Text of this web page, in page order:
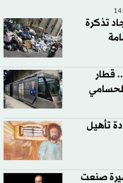
تذكرة
قطار
تأهيل
صنعت